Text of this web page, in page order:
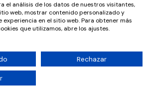
Cigales. Diseñado por
el análisis de los datos de nuestros visitantes,
web, mostrar contenido personalizado y
en el sitio web. Para obtener más
que utilizamos, abre los ajustes.
Rechazar